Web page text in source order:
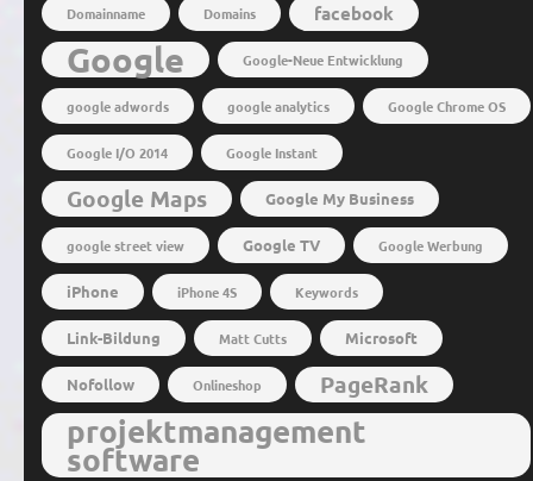
Domainname Domains facebook
Google Google-Neue Entwicklung
google adwords google analytics Google Chrome OS
Google I/O 2014 Google Instant
Google Maps Google My Business
google street view Google TV Google Werbung
iPhone iPhone 4S Keywords
Link-Bildung Matt Cutts Microsoft
Nofollow Onlineshop PageRank
projektmanagement
software